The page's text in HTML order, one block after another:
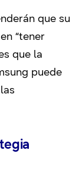
que su
“tener
que la
puede